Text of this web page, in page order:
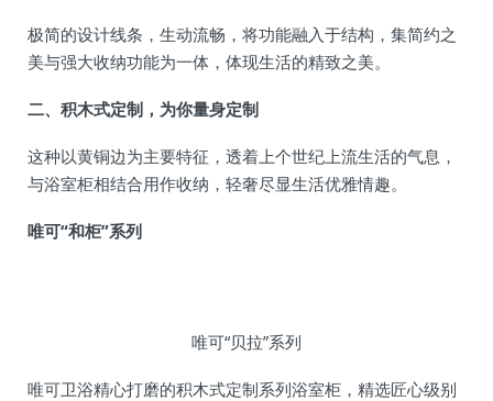
极简的设计线条，生动流畅，将功能融入于结构，集简约之
美与强大收纳功能为一体，体现生活的精致之美。
二、积木式定制，为你量身定制
这种以黄铜边为主要特征，透着上个世纪上流生活的气息，
与浴室柜相结合用作收纳，轻奢尽显生活优雅情趣。
唯可“和柜”系列
唯可“贝拉”系列
唯可卫浴精心打磨的积木式定制系列浴室柜，精选匠心级别